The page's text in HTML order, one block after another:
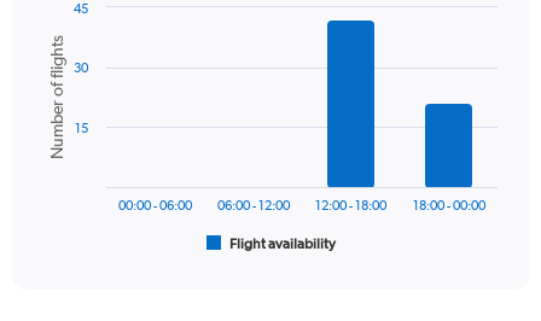
axis
displaying
values.
Range:
chart
with
bars.
The
Chart
graphic.
Number of flights
Flight availability
00:00 - 06:00 06:00 - 12:00 12:00 - 18:00 18:00 - 00:00
15
30
45